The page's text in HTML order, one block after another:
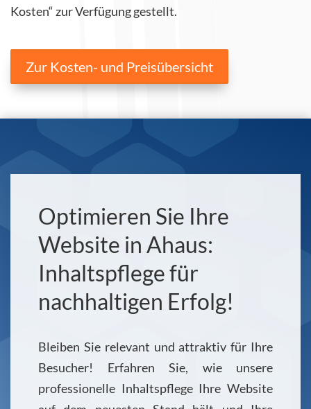
Kosten“ zur Verfügung gestellt.
Zur Kosten- und Preisübersicht
Optimieren Sie Ihre
Website in Ahaus:
Inhaltspflege für
nachhaltigen Erfolg!
Bleiben Sie relevant und attraktiv für Ihre
Besucher! Erfahren Sie, wie unsere
professionelle Inhaltspflege Ihre Website